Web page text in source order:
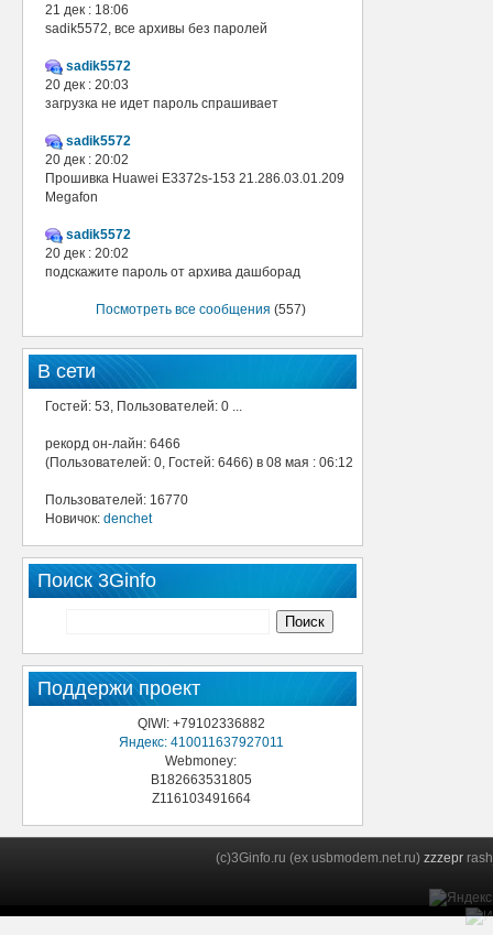
21 дек : 18:06
sadik5572, все архивы без паролей
sadik5572
20 дек : 20:03
загрузка не идет пароль спрашивает
sadik5572
20 дек : 20:02
Прошивка Huawei E3372s-153 21.286.03.01.209
Megafon
sadik5572
20 дек : 20:02
подскажите пароль от архива дашборад
Посмотреть все сообщения (557)
В сети
Гостей: 53, Пользователей: 0 ...
рекорд он-лайн: 6466
(Пользователей: 0, Гостей: 6466) в 08 мая : 06:12
Пользователей: 16770
Новичок: denchet
Поиск 3Ginfo
Поддержи проект
QIWI: +79102336882
Яндекс: 410011637927011
Webmoney:
B182663531805
Z116103491664
(c)3Ginfo.ru (ex usbmodem.net.ru) zzzepr